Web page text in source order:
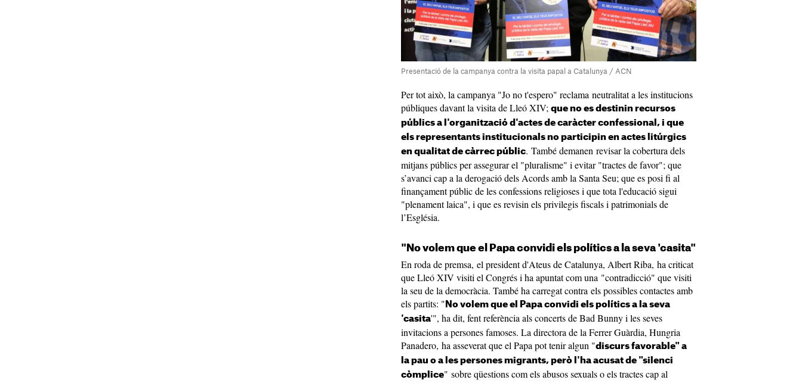
Presentació de la campanya contra la visita papal a Catalunya / ACN
Per tot això, la campanya "Jo no t'espero" reclama neutralitat a les institucions
públiques davant la visita de Lleó XIV; que no es destinin recursos
públics a l'organització d'actes de caràcter confessional, i que
els representants institucionals no participin en actes litúrgics
en qualitat de càrrec públic. També demanen revisar la cobertura dels
mitjans públics per assegurar el "pluralisme" i evitar "tractes de favor"; que
s’avanci cap a la derogació dels Acords amb la Santa Seu; que es posi fi al
finançament públic de les confessions religioses i que tota l'educació sigui
"plenament laica", i que es revisin els privilegis fiscals i patrimonials de
l’Església.
"No volem que el Papa convidi els polítics a la seva 'casita"
En roda de premsa, el president d'Ateus de Catalunya, Albert Riba, ha criticat
que Lleó XIV visiti el Congrés i ha apuntat com una "contradicció" que visiti
la seu de la democràcia. També ha carregat contra els possibles contactes amb
els partits: " No volem que el Papa convidi els polítics a la seva
'casita'", ha dit, fent referència als concerts de Bad Bunny i les seves
invitacions a persones famoses. La directora de la Ferrer Guàrdia, Hungria
Panadero, ha asseverat que el Papa pot tenir algun "discurs favorable" a
la pau o a les persones migrants, però l'ha acusat de "silenci
còmplice" sobre qüestions com els abusos sexuals o els tractes cap al